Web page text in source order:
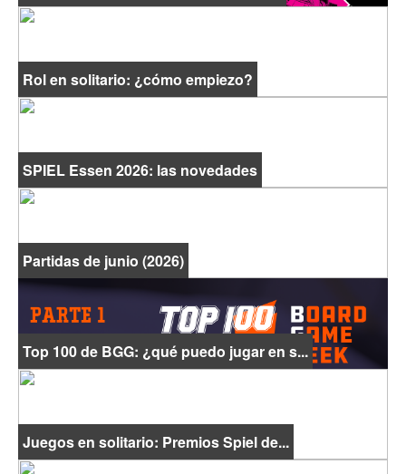
Rol en solitario: ¿cómo empiezo?
SPIEL Essen 2026: las novedades
Partidas de junio (2026)
Top 100 de BGG: ¿qué puedo jugar en s...
Juegos en solitario: Premios Spiel de...